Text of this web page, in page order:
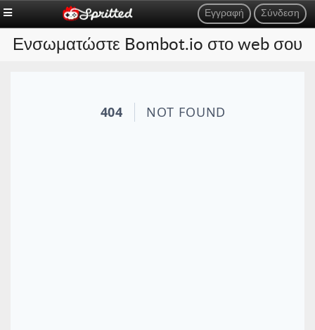
Σύνδεση
Εγγραφή
Ενσωματώστε Bombot.io στο web σου